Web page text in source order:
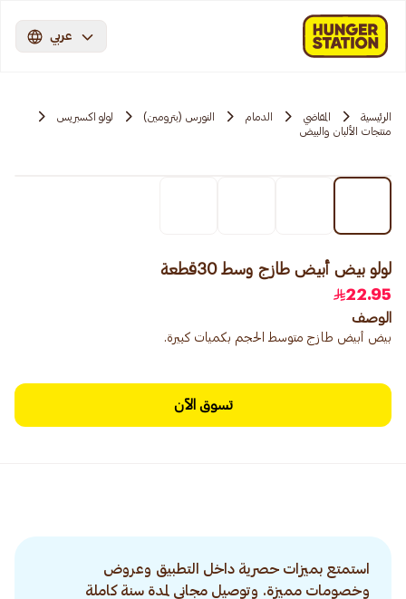
عربي
الرئيسية المقاضي الدمام النورس (بترومين)
لولو اكسبريس
منتجات الألبان والبيض
لولو بيض أبيض طازج وسط 30قطعة
22.95
الوصف
بيض أبيض طازج متوسط ​​الحجم بكميات كبيرة.
تسوق الآن
استمتع بميزات حصرية داخل التطبيق وعروض
وخصومات مميزة. وتوصيل مجاني لمدة سنة كاملة